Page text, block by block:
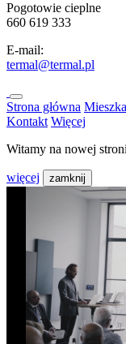
Pogotowie cieplne
660 619 333
E-mail:
termal@termal.pl
Strona główna
Kontakt Więcej
Witamy na nowej
więcej zamknij